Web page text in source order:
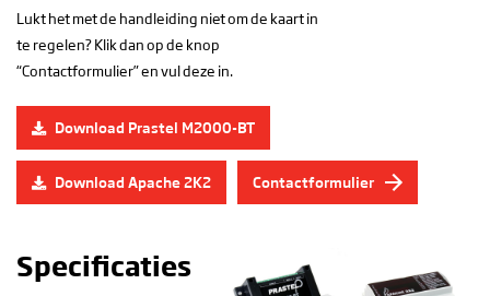
Lukt het met de handleiding niet om de kaart in
te regelen? Klik dan op de knop
“Contactformulier” en vul deze in.
Download Prastel M2000-BT
Download Apache 2K2 Contactformulier
Specificaties